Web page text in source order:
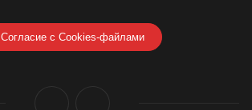
Согласие с Cookies-файлами